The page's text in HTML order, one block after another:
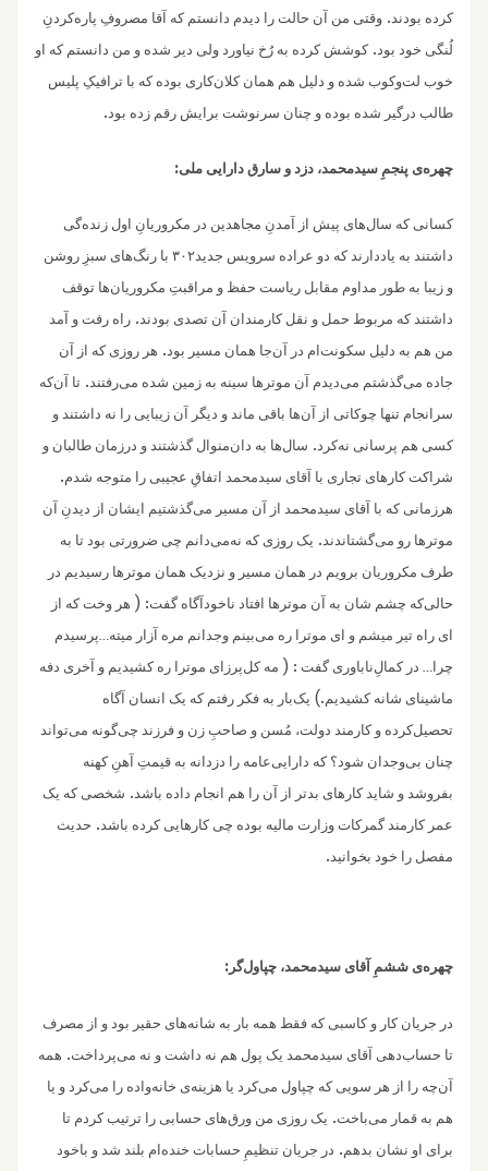
کرده بودند . وقتی من آن حالت را دیدم دانستم که آقا مصروفِ پاره‌کردنِ
لُنگی خود بود .کوشش‌ کرده به رُخ نیاورد ولی دیر شده و من دانستم که او
خوب لت‌‌و‌کوب شده و دلیل هم همان کلان‌کاری بوده که با ترافیکِ پلیس
طالب درگیر شده بوده و چنان سرنوشت برایش رقم زده بود .
چهره‌‌ی پنجمِ سیدمحمد، دزد و سارق دارایی ملی:
کسانی که سال‌های پیش از آمدنِ مجاهدین در مکروریانِ اول زنده‌گی
داشتند به یاددارند که دو عراده سرویس جدید۳۰۲ با رنگ‌های سبزِ روشن
و‌ زیبا به طور مداوم مقابل ریاست حفظ و مراقبتِ مکروریان‌ها توقف
داشتند که مربوط حمل و نقل کارمندان آن تصدی بودند. راه رفت و آمد
من هم به دلیل سکونت‌ام در آن‌جا همان مسیر بود. هر روزی که از آن
جاده می‌گذشتم می‌دیدم آن موترها سینه به زمین شده‌ می‌رفتند. تا آن‌که
سرانجام تنها چوکاتی از آن‌ها باقی ماند و دیگر آن‌ زیبایی را نه داشتند و
کسی هم پرسانی نه‌کرد. سال‌ها به دان‌‌منوال گذشتند و درزمان طالبان و
شراکت‌ کار‌های تجاری با آقای سیدمحمد اتفاقِ‌ عجیبی را متوجه شدم.
هرزمانی که با آقای سیدمحمد از آن مسیر می‌گذشتیم ایشان از دیدنِ آن
موترها رو می‌گشتاندند. یک روزی که نه‌می‌دانم چی ضرورتی بود تا به
طرف مکروریان برویم در همان مسیر و نزدیک همان موترها رسیدیم در
حالی‌که چشم شان به آن موترها افتاد ناخودآگاه گفت: ( هر وخت که از
ای راه تیر میشم و ای موترا ره می‌بینم وجدانم مره آزار میته…پرسیدم
چرا … در کمالِ‌ناباوری گفت : ( مه کل‌پرزای موترا ره کشیدیم و آخری دفه
ماشینای شانه کشیدیم.) یک‌بار به فکر رفتم که یک انسان آگاه
تحصیل‌کرده و کارمند دولت، مُسن و صاحبِ زن و‌ فرزند چی‌گونه می‌تواند
چنان بی‌‌وجدان شود؟ که دارایی‌عامه را دزدانه به قیمتِ آهنِ کهنه
بفروشد و شاید کارهای بدتر از آن را هم انجام داده باشد. شخصی که یک
عمر کارمند گمرکات وزارت مالیه بوده چی کارهایی کرده باشد. حدیث
مفصل را خود بخوانید.
چهره‌‌ی ششمِ آقای سیدمحمد، چپاول‌گر :
در جریان کار و‌ کاسبی که فقط همه بار به شانه‌‌های حقیر بود و از مصرف
تا حسا‌ب‌دهی آقای سیدمحمد یک پول هم نه داشت و نه می‌پرداخت. همه
آن‌چه را از هر سویی که چپاول می‌کرد یا هزینه‌‌ی خانه‌واده را می‌کرد و یا
هم به قمار می‌باخت. یک روزی من ورق‌های حسابی را ترتیب کردم تا
برای او نشان بدهم . در جریان تنظیم‌ِ حسابات خنده‌ام بلند شد و باخود